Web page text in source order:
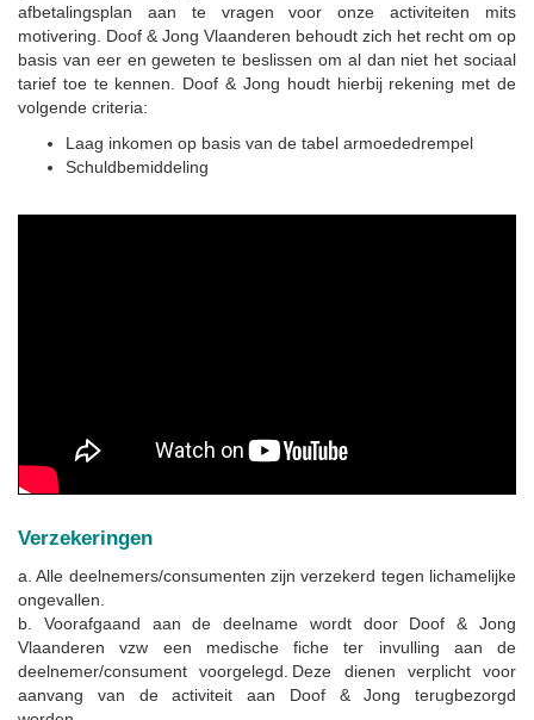
afbetalingsplan aan te vragen voor onze activiteiten mits
motivering. Doof & Jong Vlaanderen behoudt zich het recht om op
basis van eer en geweten te beslissen om al dan niet het sociaal
tarief toe te kennen. Doof & Jong houdt hierbij rekening met de
volgende criteria:
Laag inkomen op basis van de tabel armoededrempel
Schuldbemiddeling
Verzekeringen
a. Alle deelnemers/consumenten zijn verzekerd tegen lichamelijke
ongevallen.
b. Voorafgaand aan de deelname wordt door Doof & Jong
Vlaanderen vzw een medische fiche ter invulling aan de
deelnemer/consument voorgelegd. Deze dienen verplicht voor
aanvang van de activiteit aan Doof & Jong terugbezorgd